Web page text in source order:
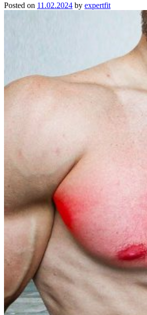
Posted on 11.02.2024 by expertfit